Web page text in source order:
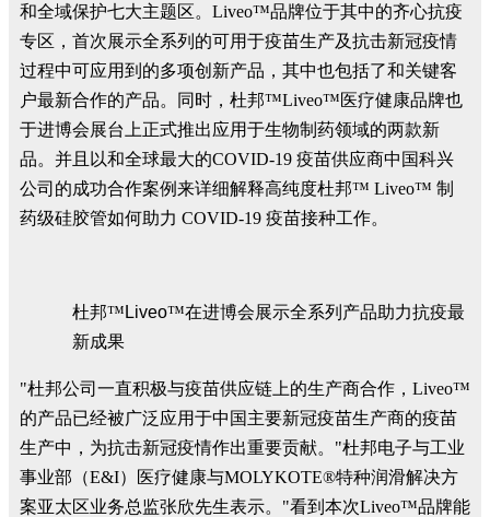
和全域保护七大主题区。Liveo™品牌位于其中的齐心抗疫
专区，首次展示全系列的可用于疫苗生产及抗击新冠疫情
过程中可应用到的多项创新产品，其中也包括了和关键客
户最新合作的产品。同时，杜邦™Liveo™医疗健康品牌也
于进博会展台上正式推出应用于生物制药领域的两款新
品。并且以和全球最大的COVID-19 疫苗供应商中国科兴
公司的成功合作案例来详细解释高纯度杜邦™ Liveo™ 制
药级硅胶管如何助力 COVID-19 疫苗接种工作。
杜邦™ Liveo™在进博会展示全系列产品助力抗疫最
新成果
"杜邦公司一直积极与疫苗供应链上的生产商合作，Liveo™
的产品已经被广泛应用于中国主要新冠疫苗生产商的疫苗
生产中，为抗击新冠疫情作出重要贡献。"杜邦电子与工业
事业部（E&I）医疗健康与MOLYKOTE®特种润滑解决方
案亚太区业务总监张欣先生表示。"看到本次Liveo™品牌能